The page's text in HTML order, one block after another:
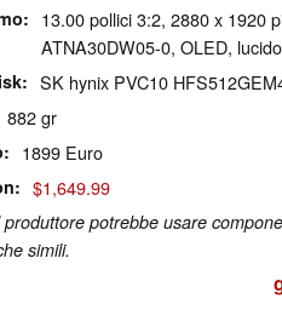
13.00 pollici 3:2, 2880 x 1920
ATNA30DW05-0, OLED,
SK hynix PVC10
882 gr
1899 Euro
$1,649.99
produttore potrebbe usare
simili.